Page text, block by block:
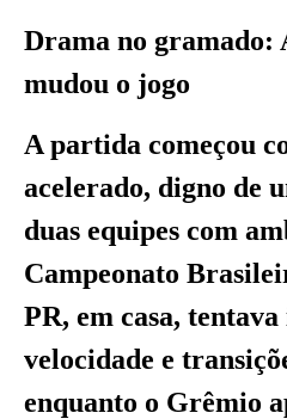
Drama no gramado:
mudou o jogo
A partida começou
acelerado, digno de
duas equipes com
Campeonato
PR, em casa,
velocidade e
enquanto o Grêmio